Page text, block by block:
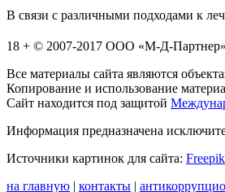
В связи с различными подходами к
18 + © 2007-2017 ООО «М-Д-
Все материалы сайта являются
Копирование и использование
Сайт находится под защитой
Информация предназначена
Источники картинок для сайта: Freepik
на главную | контакты |